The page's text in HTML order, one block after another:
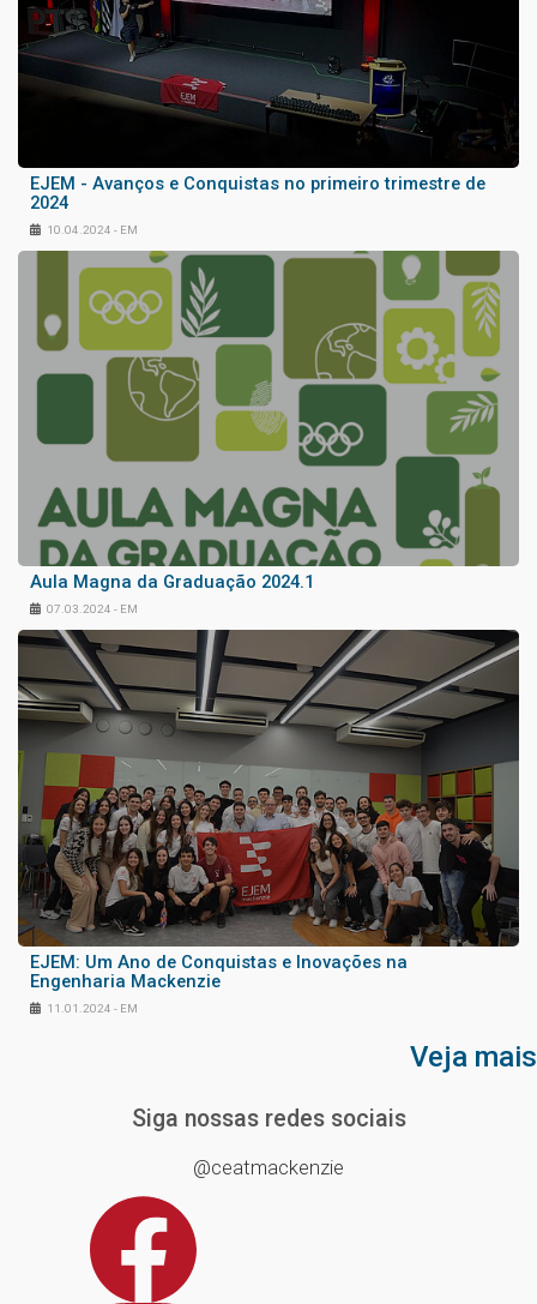
EJEM - Avanços e Conquistas no primeiro trimestre de
2024
10.04.2024 - EM
Aula Magna da Graduação 2024.1
07.03.2024 - EM
EJEM: Um Ano de Conquistas e Inovações na
Engenharia Mackenzie
11.01.2024 - EM
Veja mais
Siga nossas redes sociais
@ceatmackenzie